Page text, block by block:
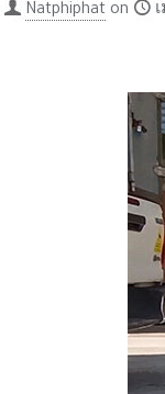
Natphiphat on